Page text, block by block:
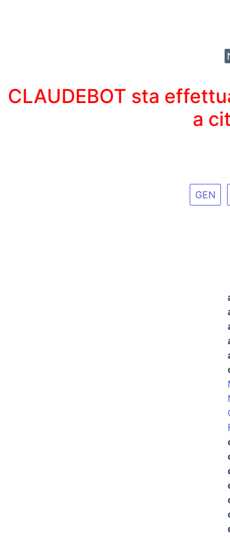
CLAUDEBOT sta
a
GEN